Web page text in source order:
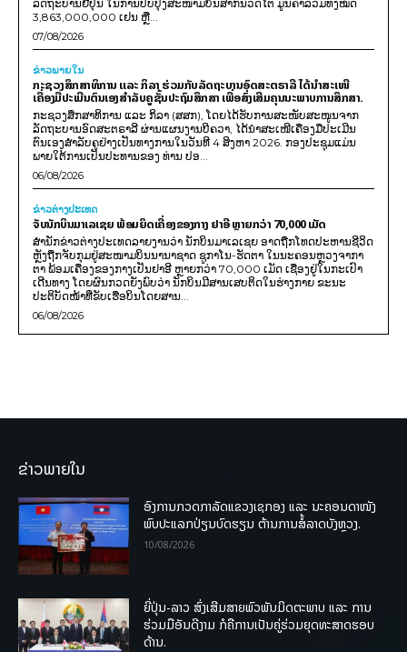
ລັດຖະບານຍີ່ປຸ່ນ ໃນການປັບປຸງສະໜາມບິນສາກົນວັດໄຕ ມູນຄ່າລວມທັງໝົດ
3,863,000,000 ເຢນ ຫຼື...
07/08/2026
ຂ່າວພາຍ​ໃນ
ກະຊວງສຶກສາທິການ ແລະ ກິລາ ຮ່ວມກັບລັດຖະບານອົດສະຕຣາລີ ໄດ້ນຳສະເໜີ
ເຄື່ອງມືປະເມີນຕົນເອງສຳລັບຄູຊັ້ນປະຖົມສຶກສາ ເພື່ອສົ່ງເສີມຄຸນນະພາບການສຶກສາ.
ກະຊວງສຶກສາທິການ ແລະ ກິລາ (ສສກ), ໂດຍໄດ້ຮັບການສະໜັບສະໜູນຈາກ
ລັດຖະບານອົດສະຕຣາລີ ຜ່ານແຜນງານບີຄວາ, ໄດ້ນຳສະເໜີເຄື່ອງມືປະເມີນ
ຕົນເອງສຳລັບຄູຢ່າງເປັນທາງການໃນວັນທີ 4 ສິງຫາ 2026. ກອງປະຊຸມແມ່ນ
ພາຍໃຕ້ການເປັນປະທານຂອງ ທ່ານ ປອ...
06/08/2026
ຂ່າວຕ່າງປະເທດ
ຈັບນັກບິນມາເລເຊຍ ພ້ອມຍຶດເຄື່ອງຂອງກາງ ຢາອີ ຫຼາຍກວ່າ 70,000 ເມັດ
ສຳນັກຂ່າວຕ່າງປະເທດລາຍງານວ່າ ນັກບິນມາເລເຊຍ ອາດຖືກໂທດປະຫານຊີວິດ
ຫຼັງຖືກຈັບກຸມຢູ່ສະໜາມບິນນານາຊາດ ຊູກາໂນ-ຮັດຕາ ໃນນະຄອນຫຼວງຈາກາ
ຕາ ພ້ອມເຄື່ອງຂອງກາງເປັນຢາອີ ຫຼາຍກວ່າ 70,000 ເມັດ ເຊື່ອງຢູ່ໃນກະເປົາ
ເດີນທາງ ໂດຍຜົນກວດຍັງພົບວ່າ ນັກບິນມີສານເສບຕິດໃນຮ່າງກາຍ ຂະນະ
ປະຕິບັດໜ້າທີ່ຂັບເຮືອບິນໂດຍສານ...
06/08/2026
ຂ່າວພາຍໃນ
ອົງການກວດກາລັດແຂວງເຊກອງ ແລະ ນະຄອນດາໜັງ
ພົບປະແລກປ່ຽນບົດຮຽນ ຕ້ານການສໍ້ລາດບັງຫຼວງ.
10/08/2026
ຍີ່ປຸ່ນ-ລາວ ສົ່ງເສີມສາຍພົວພັນມິດຕະພາບ ແລະ ການ
ຮ່ວມມືອັນດີງາມ ກໍຄືການເປັນຄູ່ຮ່ວມຍຸດທະສາດຮອບ
ດ້ານ.